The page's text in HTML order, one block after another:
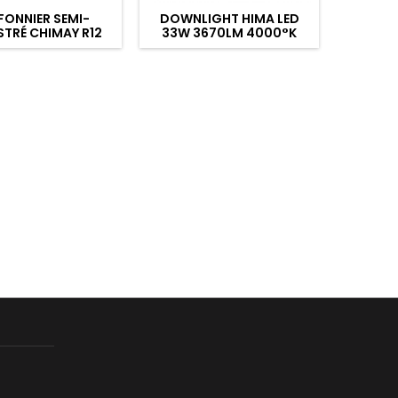
SEMI-
CHIMAY R12
CCT Ø180MM
DOWNLIGHT HIMA LED
33W 3670LM 4000°K
BLANC